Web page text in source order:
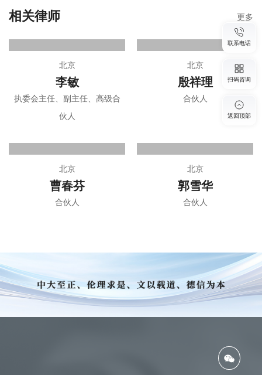
相关律师 更多
北京
李敏
执委会主任、副主任、高级合
伙人
北京
殷祥理
合伙人
北京
曹春芬
合伙人
北京
郭雪华
合伙人
联系电话
扫码咨询
返回顶部